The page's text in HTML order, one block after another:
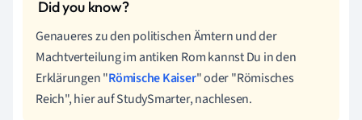
Genaueres zu den politischen Ämtern und der
Machtverteilung im antiken Rom kannst Du in den
Erklärungen "Römische Kaiser" oder "Römisches
Reich", hier auf StudySmarter, nachlesen.